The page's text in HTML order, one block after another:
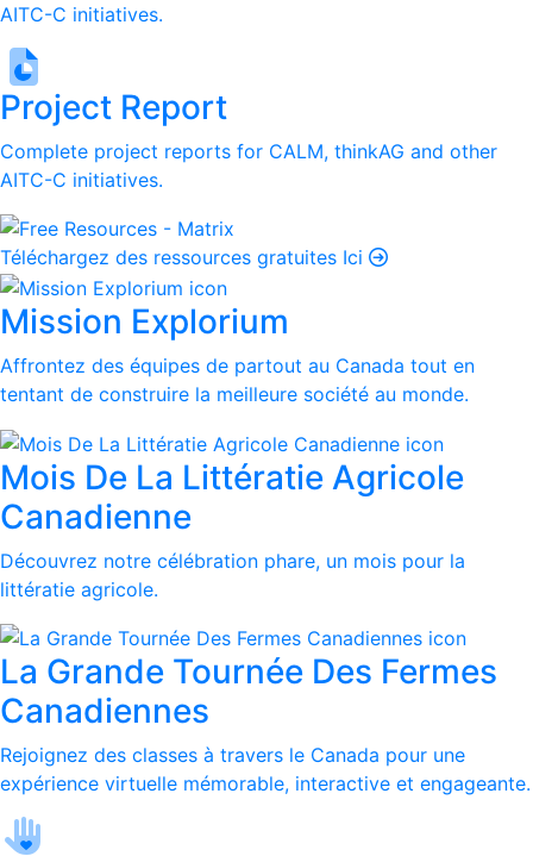
AITC-C initiatives.
Project Report
Complete project reports for CALM, thinkAG and other
AITC-C initiatives.
Téléchargez des ressources gratuites Ici
Mission Explorium
Affrontez des équipes de partout au Canada tout en
tentant de construire la meilleure société au monde.
Mois De La Littératie Agricole
Canadienne
Découvrez notre célébration phare, un mois pour la
littératie agricole.
La Grande Tournée Des Fermes
Canadiennes
Rejoignez des classes à travers le Canada pour une
expérience virtuelle mémorable, interactive et engageante.